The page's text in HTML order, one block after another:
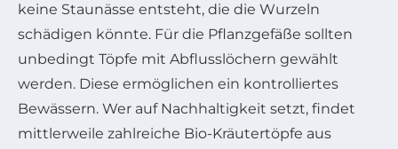
keine Staunässe entsteht, die die Wurzeln
schädigen könnte. Für die Pflanzgefäße sollten
unbedingt Töpfe mit Abflusslöchern gewählt
werden. Diese ermöglichen ein kontrolliertes
Bewässern. Wer auf Nachhaltigkeit setzt, findet
mittlerweile zahlreiche Bio-Kräutertöpfe aus